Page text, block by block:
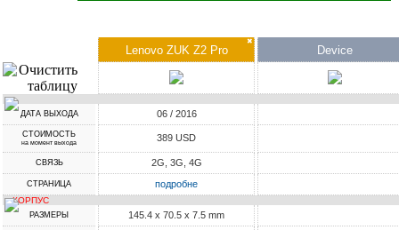
✖
Lenovo ZUK Z2 Pro Device
ДАТА ВЫХОДА 06 / 2016
СТОИМОСТЬ
на момент выхода 389 USD
СВЯЗЬ 2G, 3G, 4G
СТРАНИЦА подробне
КОРПУС
РАЗМЕРЫ 145.4 x 70.5 x 7.5 mm